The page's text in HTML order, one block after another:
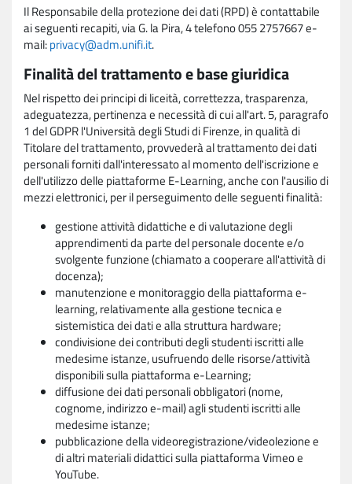
Il Responsabile della protezione dei dati (RPD) è contattabile
ai seguenti recapiti, via G. la Pira, 4 telefono 055 2757667 e-
mail:privacy@adm.unifi.it.
Finalità del trattamento e base giuridica
Nel rispetto dei principi di liceità, correttezza, trasparenza,
adeguatezza, pertinenza e necessità di cui all'art. 5, paragrafo
1 del GDPR l'Università degli Studi di Firenze, in qualità di
Titolare del trattamento, provvederà al trattamento dei dati
personali forniti dall'interessato al momento dell'iscrizione e
dell'utilizzo delle piattaforme E-Learning, anche con l'ausilio di
mezzi elettronici, per il perseguimento delle seguenti finalità:
gestione attività didattiche e di valutazione degli
apprendimenti da parte del personale docente e/o
svolgente funzione (chiamato a cooperare all'attività di
docenza);
manutenzione e monitoraggio della piattaforma e-
learning, relativamente alla gestione tecnica e
sistemistica dei dati e alla struttura hardware;
condivisione dei contributi degli studenti iscritti alle
medesime istanze, usufruendo delle risorse/attività
disponibili sulla piattaforma e-Learning;
diffusione dei dati personali obbligatori (nome,
cognome, indirizzo e-mail) agli studenti iscritti alle
medesime istanze;
pubblicazione della videoregistrazione/videolezione e
di altri materiali didattici sulla piattaforma Vimeo e
YouTube.